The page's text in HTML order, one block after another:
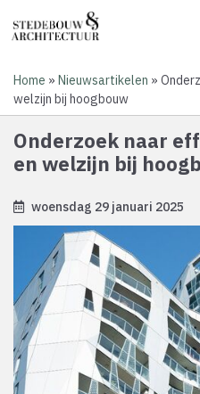
en
naar
inhoud
gaan
Kruimelpad
Home Nieuwsartikelen
welzijn bij hoogbouw
Onderzoek naar
en welzijn bij
woensdag 29 januari 2025